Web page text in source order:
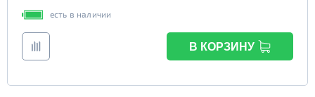
есть в наличии
В КОРЗИНУ